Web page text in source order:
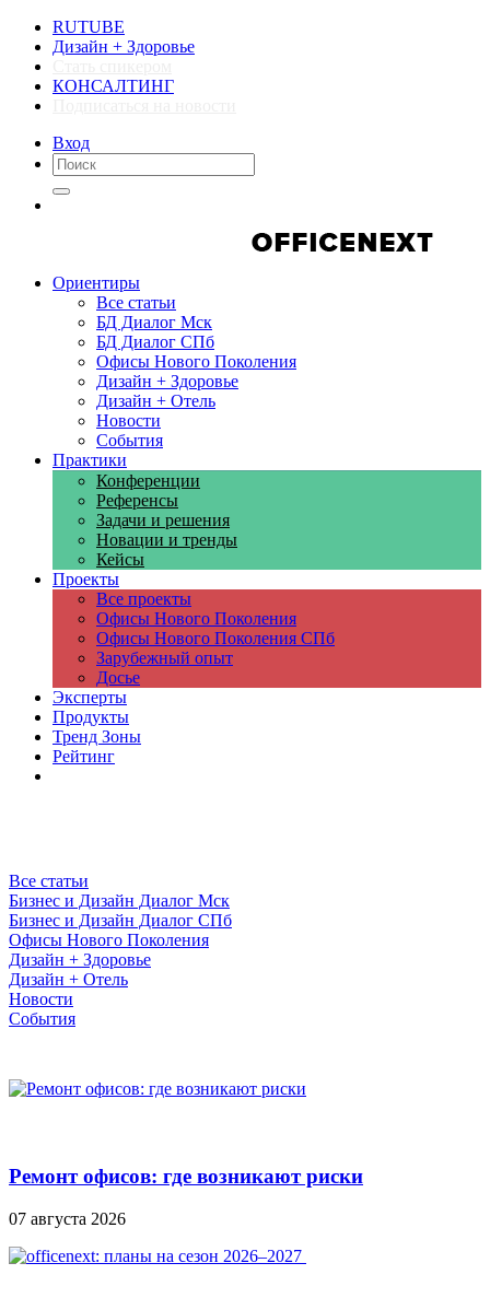
RUTUBE
Дизайн + Здоровье
КОНСАЛТИНГ
Вход
Ориентиры
Все статьи
БД Диалог Мск
БД Диалог СПб
Офисы Нового Поколения
Дизайн + Здоровье
Дизайн + Отель
Новости
События
Практики
Конференции
Референсы
Задачи и решения
Новации и тренды
Кейсы
Проекты
Все проекты
Офисы Нового Поколения
Офисы Нового Поколения СПб
Зарубежный опыт
Досье
Эксперты
Продукты
Тренд Зоны
Рейтинг
Все статьи
Бизнес и Дизайн Диалог Мск
Бизнес и Дизайн Диалог СПб
Офисы Нового Поколения
Дизайн + Здоровье
Дизайн + Отель
Новости
События
Ремонт офисов: где возникают риски
07 августа 2026